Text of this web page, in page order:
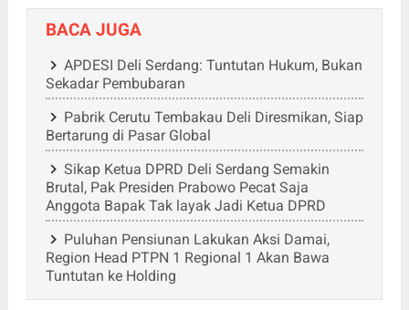
BACA JUGA
APDESI Deli Serdang: Tuntutan Hukum, Bukan
Sekadar Pembubaran
Pabrik Cerutu Tembakau Deli Diresmikan, Siap
Bertarung di Pasar Global
Sikap Ketua DPRD Deli Serdang Semakin
Brutal, Pak Presiden Prabowo Pecat Saja
Anggota Bapak Tak layak Jadi Ketua DPRD
Puluhan Pensiunan Lakukan Aksi Damai,
Region Head PTPN 1 Regional 1 Akan Bawa
Tuntutan ke Holding